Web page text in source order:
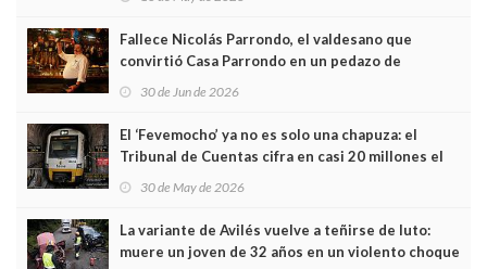
Fallece Nicolás Parrondo, el valdesano que
convirtió Casa Parrondo en un pedazo de
Asturias en Madrid
30 de Jun de 2026
El ‘Fevemocho’ ya no es solo una chapuza: el
Tribunal de Cuentas cifra en casi 20 millones el
sobrecoste de los trenes que no cabían por los
30 de May de 2026
La variante de Avilés vuelve a teñirse de luto:
muere un joven de 32 años en un violento choque